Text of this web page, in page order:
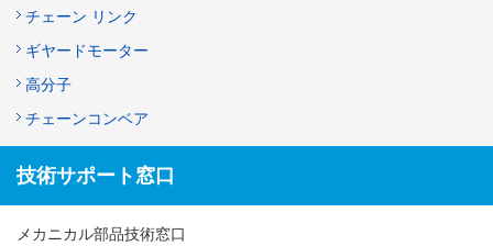
チェーン リンク
ギヤードモーター
高分子
チェーンコンベア
技術サポート窓口
メカニカル部品技術窓口